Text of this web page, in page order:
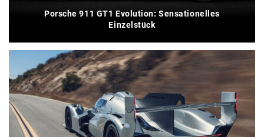
Porsche 911 GT1 Evolution: Sensationelles
Einzelstück